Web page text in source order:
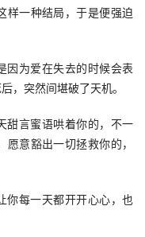
样一种结局，于是便强迫
为爱在失去的时候会表
，突然间堪破了天机。
言蜜语哄着你的，不一
意豁出一切拯救你的，
每一天都开开心心，也